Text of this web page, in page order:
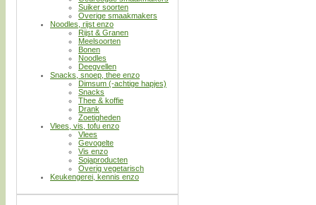
Suiker soorten
Overige smaakmakers
Noodles, rijst enzo
Rijst & Granen
Meelsoorten
Bonen
Noodles
Deegvellen
Snacks, snoep, thee enzo
Dimsum (-achtige hapjes)
Snacks
Thee & koffie
Drank
Zoetigheden
Vlees, vis, tofu enzo
Vlees
Gevogelte
Vis enzo
Sojaproducten
Overig vegetarisch
Keukengerei, kennis enzo